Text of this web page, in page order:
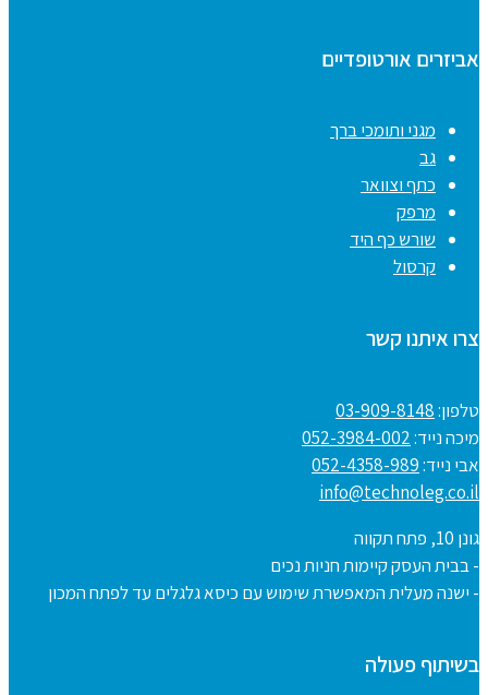
אביזרים אורטופדיים
מגני ותומכי ברך
גב
כתף וצוואר
מרפק
שורש כף היד
קרסול
צרו איתנו קשר
טלפון:03-909-8148
מיכה נייד:052-3984-002
אבי נייד:052-4358-989
info@technoleg.co.il
גונן 10, פתח תקווה
- בבית העסק קיימות חניות נכים
- ישנה מעלית המאפשרת שימוש עם כיסא גלגלים עד לפתח המכון
בשיתוף פעולה